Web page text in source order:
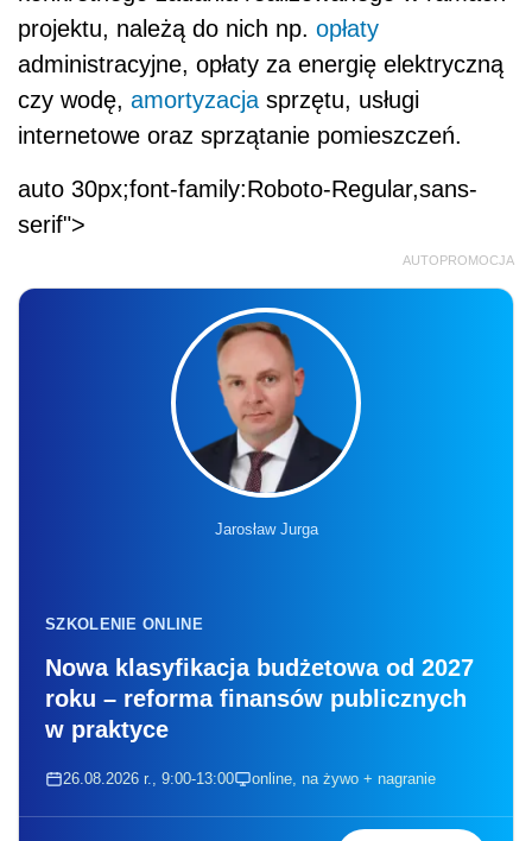
projektu, należą do nich np. opłaty
administracyjne, opłaty za energię elektryczną
czy wodę, amortyzacja sprzętu, usługi
internetowe oraz sprzątanie pomieszczeń.
auto 30px;font-family:Roboto-Regular,sans-
serif">
AUTOPROMOCJA
Jarosław Jurga
SZKOLENIE ONLINE
Nowa klasyfikacja budżetowa od 2027
roku – reforma finansów publicznych
w praktyce
26.08.2026 r., 9:00-13:00 online, na żywo + nagranie